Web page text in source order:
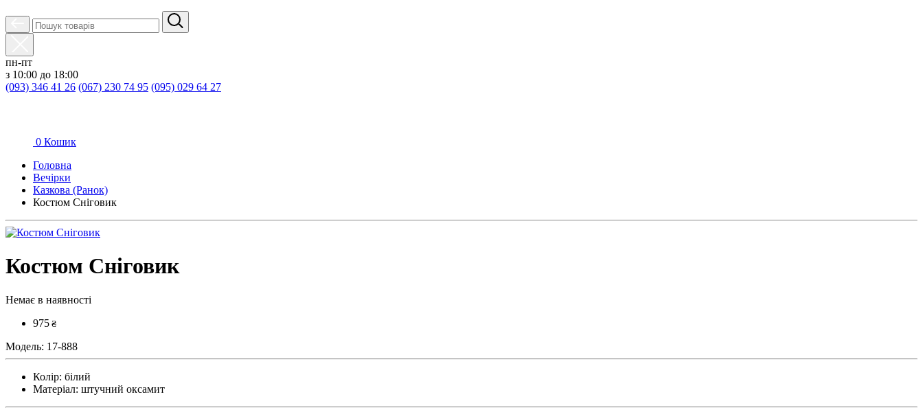
пн-пт
з 10:00 до 18:00
(093) 346 41 26 (067) 230 74 95 (095) 029 64 27
0 Кошик
Головна
Вечірки
Казкова (Ранок)
Костюм Сніговик
Костюм Сніговик
Немає в наявності
975 ₴
Модель: 17-888
Колір: білий
Матеріал: штучний оксамит